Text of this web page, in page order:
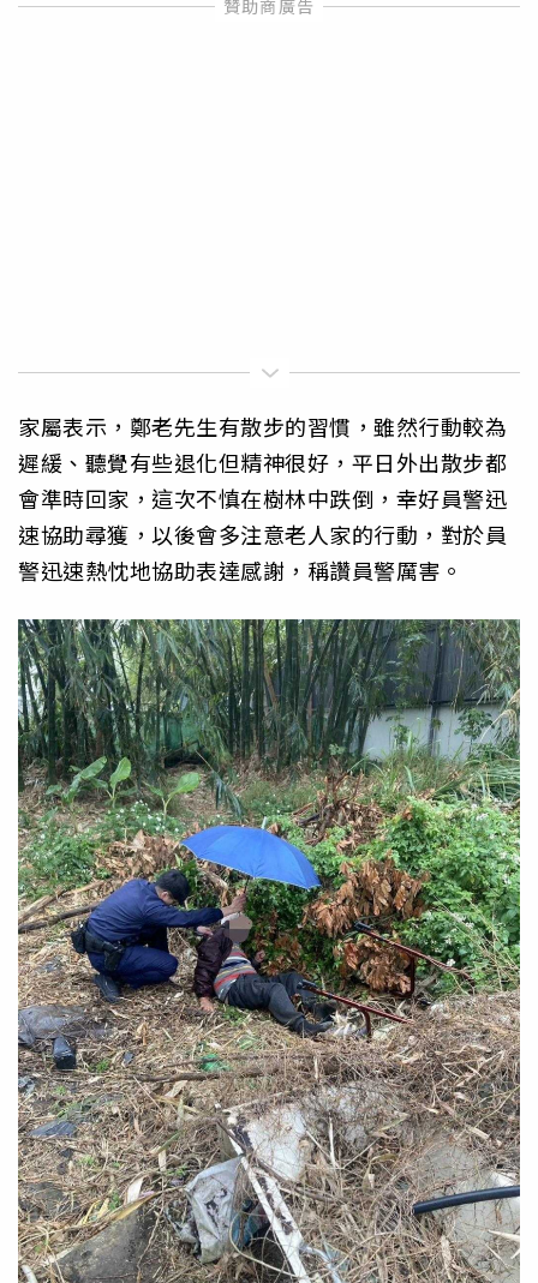
家屬表示，鄭老先生有散步的習慣，雖然行動較為
遲緩、聽覺有些退化但精神很好，平日外出散步都
會準時回家，這次不慎在樹林中跌倒，幸好員警迅
速協助尋獲，以後會多注意老人家的行動，對於員
警迅速熱忱地協助表達感謝，稱讚員警厲害。